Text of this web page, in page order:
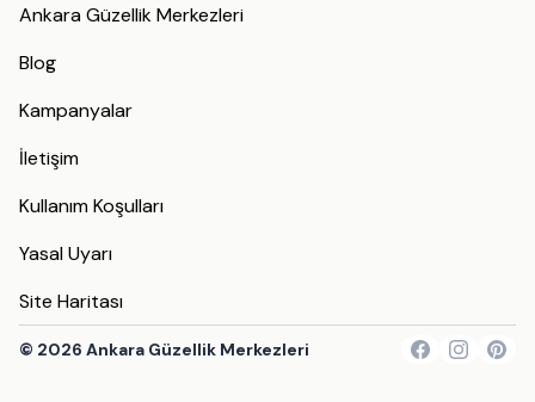
Ankara Güzellik Merkezleri
Blog
Kampanyalar
İletişim
Kullanım Koşulları
Yasal Uyarı
Site Haritası
© 2026 Ankara Güzellik Merkezleri